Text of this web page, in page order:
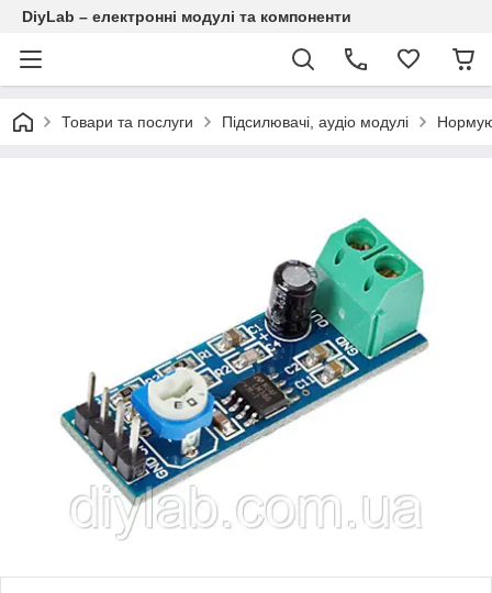
DiyLab – електронні модулі та компоненти
Товари та послуги Підсилювачі, аудіо модулі